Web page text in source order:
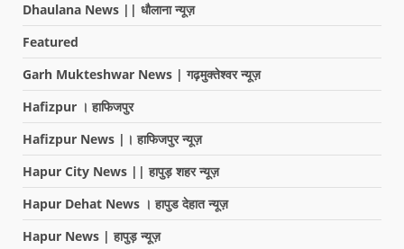
Dhaulana News || धौलाना न्यूज़
Featured
Garh Mukteshwar News | गढ़मुक्तेश्वर न्यूज़
Hafizpur । हाफिजपुर
Hafizpur News |। हाफिजपुर न्यूज़
Hapur City News || हापुड़ शहर न्यूज़
Hapur Dehat News । हापुड देहात न्यूज़
Hapur News | हापुड़ न्यूज़